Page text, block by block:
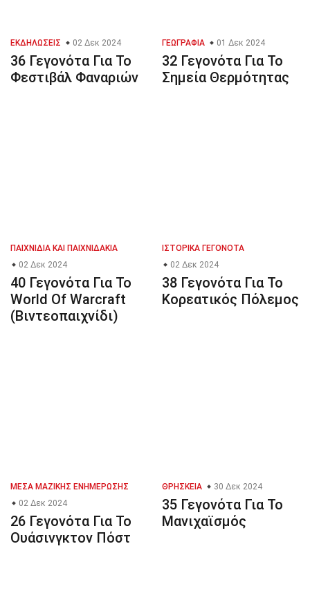
ΕΚΔΗΛΏΣΕΙΣ 02 Δεκ 2024
36 Γεγονότα Για Το
Φεστιβάλ Φαναριών
ΓΕΩΓΡΑΦΊΑ 01 Δεκ 2024
32 Γεγονότα Για Το
Σημεία Θερμότητας
ΠΑΙΧΝΊΔΙΑ ΚΑΙ ΠΑΙΧΝΙΔΆΚΙΑ
02 Δεκ 2024
40 Γεγονότα Για Το
World Of Warcraft
(Βιντεοπαιχνίδι)
ΙΣΤΟΡΙΚΆ ΓΕΓΟΝΌΤΑ
02 Δεκ 2024
38 Γεγονότα Για Το
Κορεατικός Πόλεμος
ΜΈΣΑ ΜΑΖΙΚΉΣ ΕΝΗΜΈΡΩΣΗΣ
02 Δεκ 2024
26 Γεγονότα Για Το
Ουάσινγκτον Πόστ
ΘΡΗΣΚΕΊΑ 30 Δεκ 2024
35 Γεγονότα Για Το
Μανιχαϊσμός